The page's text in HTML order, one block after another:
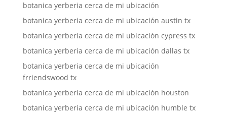
botanica yerberia cerca de mi ubicación
botanica yerberia cerca de mi ubicación austin tx
botanica yerberia cerca de mi ubicación cypress tx
botanica yerberia cerca de mi ubicación dallas tx
botanica yerberia cerca de mi ubicación
frriendswood tx
botanica yerberia cerca de mi ubicación houston
botanica yerberia cerca de mi ubicación humble tx